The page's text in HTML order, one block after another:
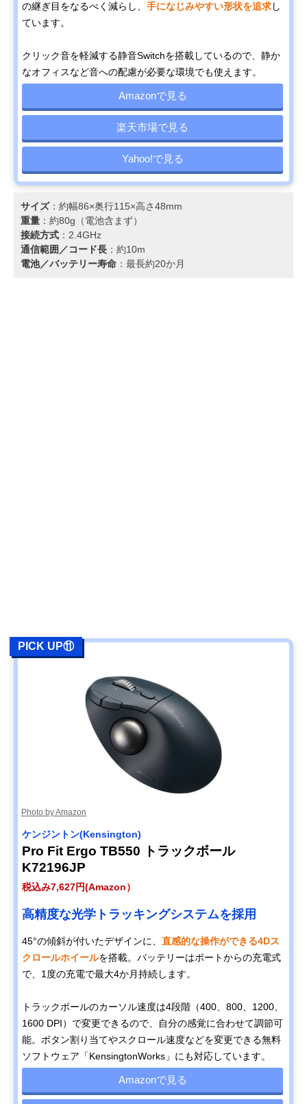
の継ぎ目をなるべく減らし、 手になじみやすい形状を追求し
ています。
クリック音を軽減する静音Switchを搭載しているので、静か
なオフィスなど音への配慮が必要な環境でも使えます。
Amazonで見る
楽天市場で見る
Yahoo!で見る
サイズ：約幅86×奥行115×高さ48mm
重量 ：約80g（電池含まず）
接続方式 ：2.4GHz
通信範囲／コード長 ：約10m
電池／バッテリー寿命 ：最長約20か月
PICK UP⑪
Photo by Amazon
ケンジントン(Kensington)
Pro Fit Ergo TB550 トラックボール
K72196JP
税込み7,627円(Amazon）
高精度な光学トラッキングシステムを採用
45°の傾斜が付いたデザインに、 直感的な操作ができる4Dス
クロールホイールを搭載。バッテリーはポートからの充電式
で、1度の充電で最大4か月持続します。
トラックボールのカーソル速度は4段階（400、800、1200、
1600 DPI）で変更できるので、自分の感覚に合わせて調節可
能。ボタン割り当てやスクロール速度などを変更できる無料
ソフトウェア「KensingtonWorks」にも対応しています。
Amazonで見る